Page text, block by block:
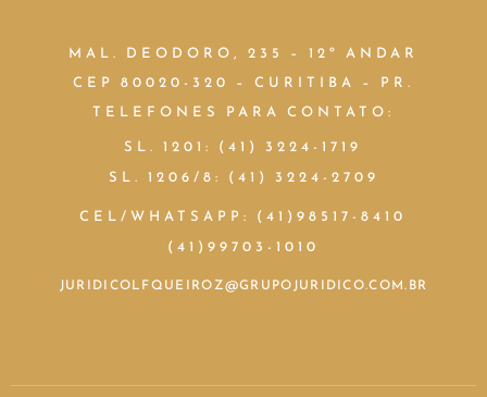
MAL. DEODORO, 235 – 12º ANDAR
CEP 80020-320 – CURITIBA – PR.
TELEFONES PARA CONTATO:
SL. 1201: (41) 3224-1719
SL. 1206/8: (41) 3224-2709
CEL/WHATSAPP: (41)98517-8410
(41)99703-1010
JURIDICOLFQUEIROZ@GRUPOJURIDICO.COM.BR